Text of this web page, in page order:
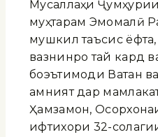
Мусаллаҳи
муҳтарам Эмомалӣ
мушкил таъсис
вазнинро тай кард
боэътимоди Ватан
амният дар
Ҳамзамон,
ифтихори 32-